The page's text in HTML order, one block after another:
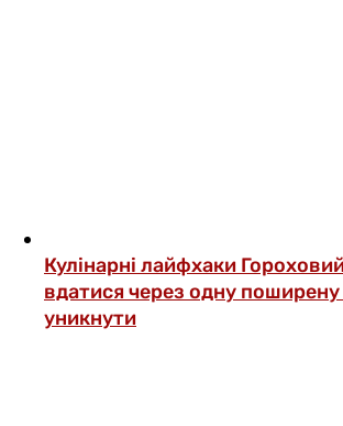
Кулінарні лайфхаки
вдатися через одну поширену
уникнути